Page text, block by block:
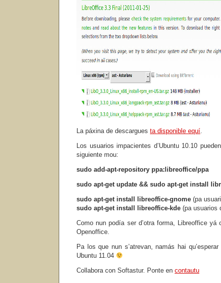
La páxina de descargues ta disponible equí.
Los usuarios impacientes d’Ubuntu 10.10
siguiente mou:
sudo add-apt-repository ppa:libreoffice/ppa
sudo apt-get update && sudo apt-get install
sudo apt-get install libreoffice-gnome (pa
sudo apt-get install libreoffice-kde (pa usuarios
Como nun podía ser d’otra forma, Libreoffice
Openoffice.
Pa los que nun s’atrevan, namás hai
Ubuntu 11.04
Collabora con Softastur. Ponte en contautu